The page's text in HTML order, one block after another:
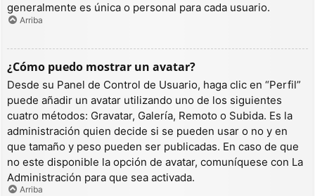
generalmente es única o personal para cada usuario.
Arriba
¿Cómo puedo mostrar un avatar?
Desde su Panel de Control de Usuario, haga clic en “Perfil”
puede añadir un avatar utilizando uno de los siguientes
cuatro métodos: Gravatar, Galería, Remoto o Subida. Es la
administración quien decide si se pueden usar o no y en
que tamaño y peso pueden ser publicadas. En caso de que
no este disponible la opción de avatar, comuníquese con La
Administración para que sea activada.
Arriba